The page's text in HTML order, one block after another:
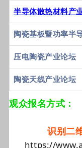
半导体散热材料产
陶瓷基板暨功率半
压电陶瓷产业论坛
陶瓷天线产业论坛
观众报名方式：
识别二
https://